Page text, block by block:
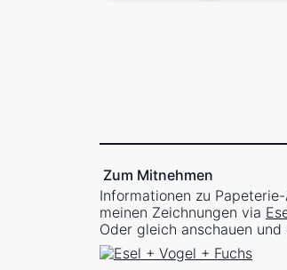
Zum Mitnehmen
Informationen zu
meinen Zeichnungen via
Oder gleich anschauen